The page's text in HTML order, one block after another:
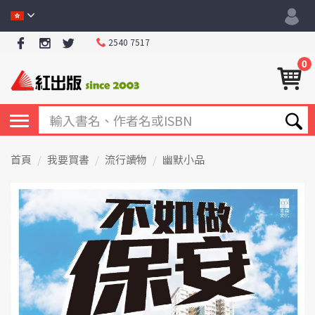
2540 7517
0
首頁 我要買書 流行讀物 幽默小品